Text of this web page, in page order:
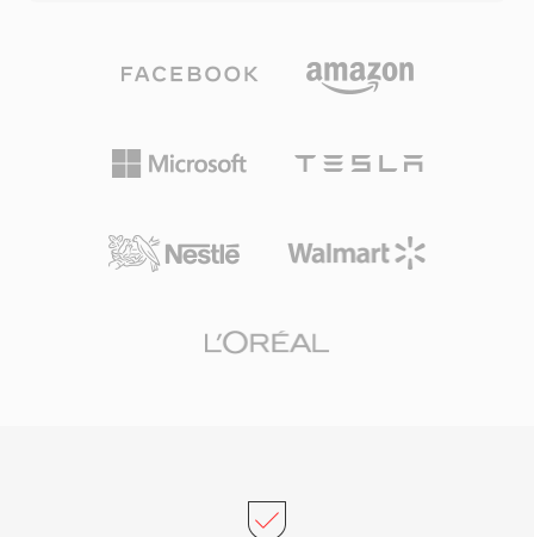
的驱动力，使音乐的实际存储和互联网分发成为可
操作系统和便携设备上兼容性最广的音频格式之
一。